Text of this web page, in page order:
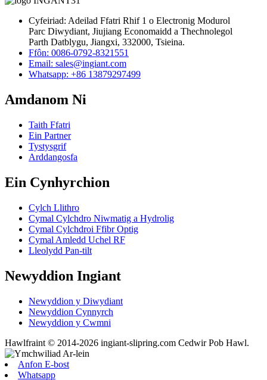
Cyfeiriad: Adeilad Ffatri Rhif 1 o Electronig Modurol
Parc Diwydiant, Jiujiang Economaidd a Thechnolegol
Parth Datblygu, Jiangxi, 332000, Tsieina.
Ffôn: 0086-0792-8321551
Email: sales@ingiant.com
Whatsapp: +86 13879297499
Amdanom Ni
Taith Ffatri
Ein Partner
Tystysgrif
Arddangosfa
Ein Cynhyrchion
Cylch Llithro
Cymal Cylchdro Niwmatig a Hydrolig
Cymal Cylchdroi Ffibr Optig
Cymal Amledd Uchel RF
Lleolydd Pan-tilt
Newyddion Ingiant
Newyddion y Diwydiant
Newyddion Cynnyrch
Newyddion y Cwmni
Hawlfraint © 2014-2026 ingiant-slipring.com Cedwir Pob Hawl.
Anfon E-bost
Whatsapp